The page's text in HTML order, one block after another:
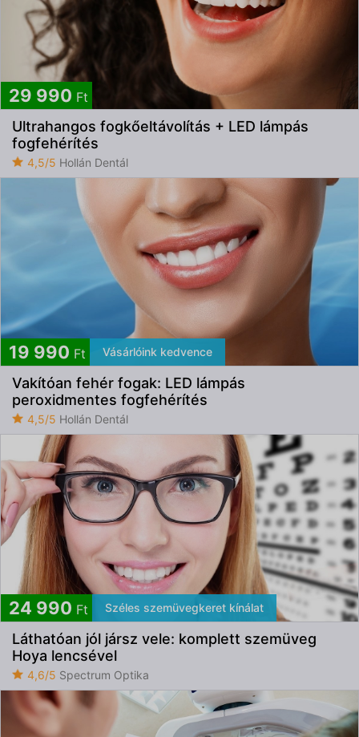
29 990 Ft
Ultrahangos fogkőeltávolítás + LED lámpás
fogfehérítés
4,5/5 Hollán Dentál
19 990 Ft Vásárlóink kedvence
Vakítóan fehér fogak: LED lámpás
peroxidmentes fogfehérítés
4,5/5 Hollán Dentál
24 990 Ft Széles szemüvegkeret kínálat
Láthatóan jól jársz vele: komplett szemüveg
Hoya lencsével
4,6/5 Spectrum Optika